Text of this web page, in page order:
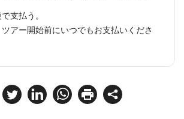
支払う。
アー開始前にいつでもお支払いくださ